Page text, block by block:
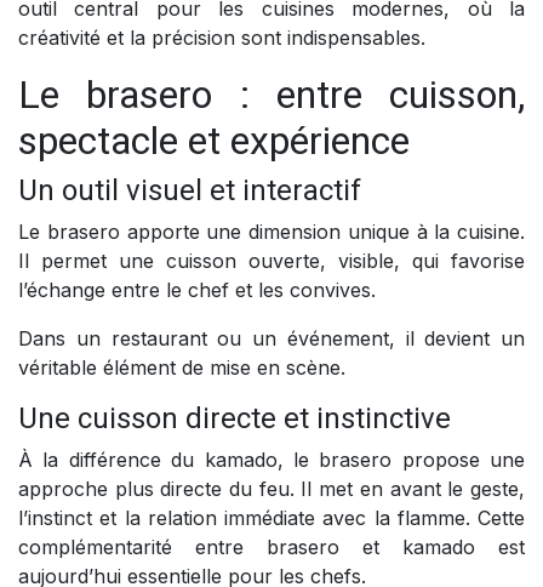
outil central pour les cuisines modernes, où la
créativité et la précision sont indispensables.
Le brasero : entre cuisson,
spectacle et expérience
Un outil visuel et interactif
Le brasero apporte une dimension unique à la cuisine.
Il permet une cuisson ouverte, visible, qui favorise
l’échange entre le chef et les convives.
Dans un restaurant ou un événement, il devient un
véritable élément de mise en scène.
Une cuisson directe et instinctive
À la différence du kamado, le brasero propose une
approche plus directe du feu. Il met en avant le geste,
l’instinct et la relation immédiate avec la flamme. Cette
complémentarité entre brasero et kamado est
aujourd’hui essentielle pour les chefs.